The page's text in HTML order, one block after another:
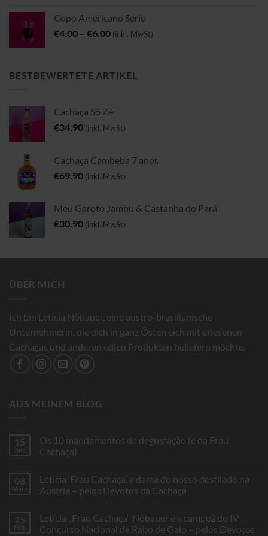
Copo Americano Serie
€4.00 – €6.00Preisspanne:
€6.00
(inkl. MwSt)
BESTBEWERTETE ARTIKEL
Cachaça Sô Zé
€34.90 (inkl. MwSt)
Cachaça Cambeba 7 anos
€69.90 (inkl. MwSt)
Meu Garoto Jambu & Castanha do Pará
€30.90 (inkl. MwSt)
ÜBER MICH
Ich bin Leticia Nöbauer, eine austro-brasilianische
Unternehmerin, die dich in ganz Österreich mit erlesenen
Cachaças und anderen edlen Produkten beliefern möchte.
AUS MEINEM BLOG
15
Juni
Os 10 mandamentos da degustação (e da Frau
Cachaça)
Os
10
degustação
(e
da
08
März
Letícia ‘Frau Cachaça’, a dama do nosso destilado na
Áustria – pelos Devotos da Cachaça
Letícia
‘Frau
25
Feb.
Letícia „Frau Cachaça“ Nöbauer é a campeã do IV
Concurso Nacional de Rabo de Galo – pelos Devotos